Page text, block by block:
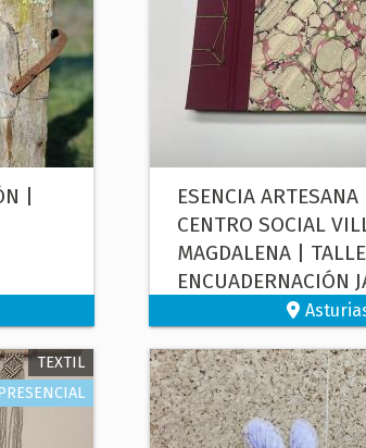
|
ESENCIA ARTESANA
CENTRO SOCIAL
MAGDALENA |
ENCUADERNACIÓN
ELABORACIÓN DE
TEXTIL